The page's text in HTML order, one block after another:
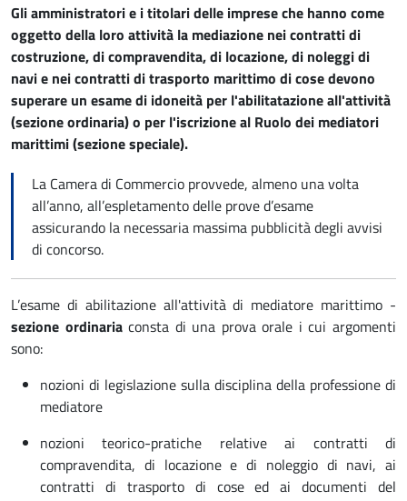
Gli amministratori e i titolari delle imprese che hanno come
oggetto della loro attività la mediazione nei contratti di
costruzione, di compravendita, di locazione, di noleggi di
navi e nei contratti di trasporto marittimo di cose devono
superare un esame di idoneità per l'abilitatazione all'attività
(sezione ordinaria) o per l'iscrizione al Ruolo dei mediatori
marittimi (sezione speciale).
La Camera di Commercio provvede, almeno una volta
all’anno, all’espletamento delle prove d’esame
assicurando la necessaria massima pubblicità degli avvisi
di concorso.
L’esame di abilitazione all'attività di mediatore marittimo -
sezione ordinariaconsta di una prova orale i cui argomenti
sono:
nozioni di legislazione sulla disciplina della professione di
mediatore
nozioni teorico-pratiche relative ai contratti di
compravendita, di locazione e di noleggio di navi, ai
contratti di trasporto di cose ed ai documenti del